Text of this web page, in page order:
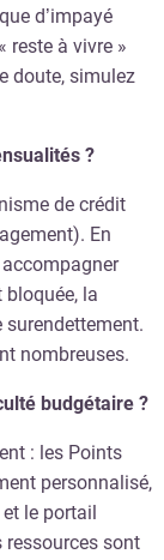
d’impayé
reste à vivre »
doute, simulez
?
de crédit
En
la
surendettement.
nombreuses.
budgétaire ?
: les Points
personnalisé,
le portail
ressources sont